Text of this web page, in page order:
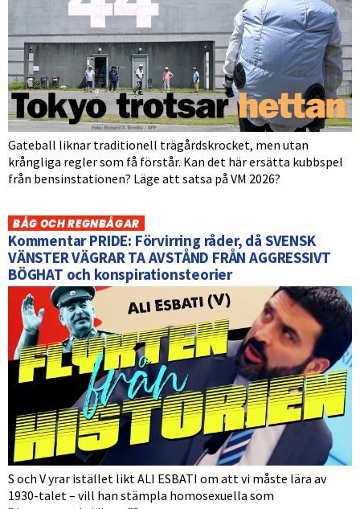
Gateball liknar traditionell trägårdskrocket, men utan
krångliga regler som få förstår. Kan det här ersätta kubbspel
från bensinstationen? Läge att satsa på VM 2026?
BÅG OCH REGNBÅGAR
Kommentar PRIDE: Förvirring råder, då SVENSK
VÄNSTER VÄGRAR TA AVSTÅND FRÅN AGGRESSIVT
BÖGHAT och konspirationsteorier
S och V yrar istället likt ALI ESBATI om att vi måste lära av
1930-talet – vill han stämpla homosexuella som